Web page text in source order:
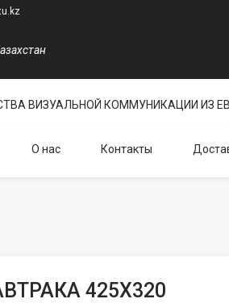
ВИЗУАЛЬНОЙ КОММУНИКАЦИИ ИЗ
О нас Контакты
425X320